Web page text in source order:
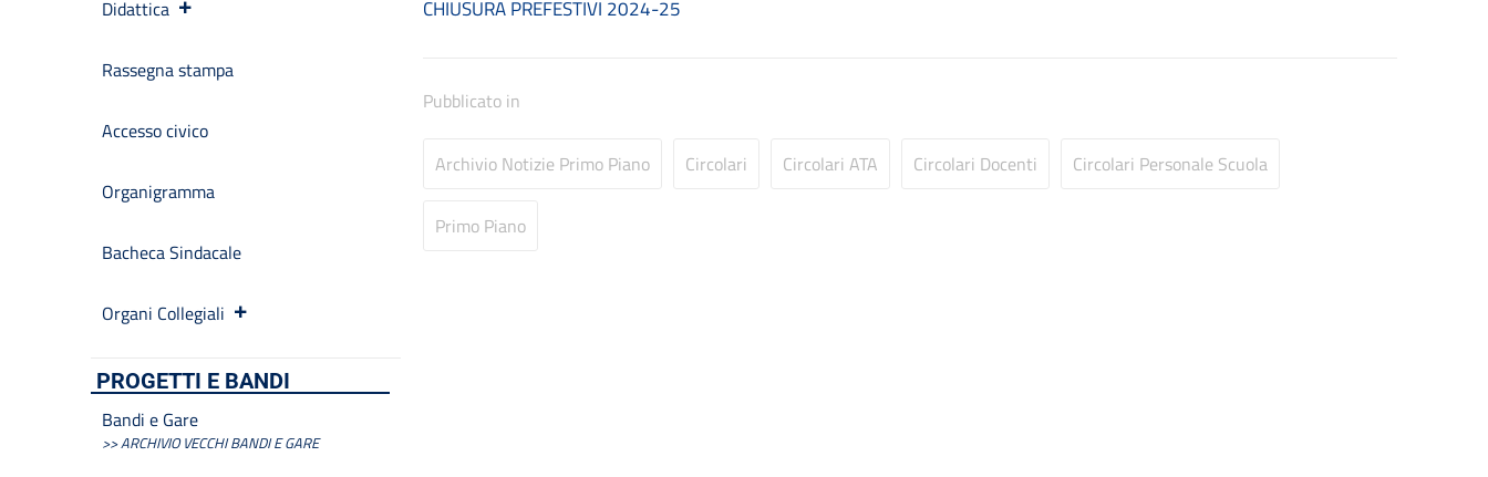
CHIUSURA PREFESTIVI 2024-25
Pubblicato in
Archivio Notizie Primo Piano Circolari Circolari ATA Circolari Docenti Circolari Personale Scuola
Primo Piano
Didattica
Rassegna stampa
Accesso civico
Organigramma
Bacheca Sindacale
Organi Collegiali
PROGETTI E BANDI
Bandi e Gare
>> ARCHIVIO VECCHI BANDI E GARE